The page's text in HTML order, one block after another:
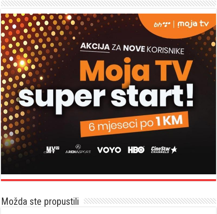
Možda ste propustili